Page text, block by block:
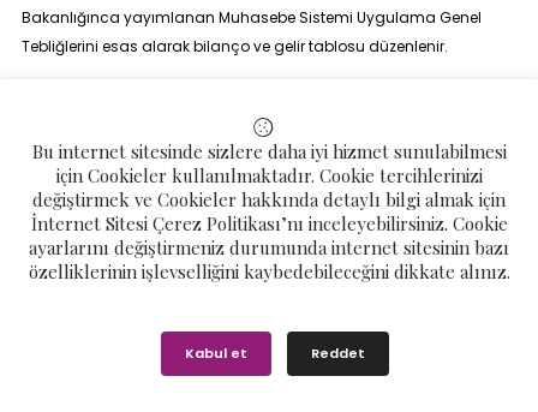
Bakanlığınca yayımlanan Muhasebe Sistemi Uygulama Genel
Tebliğlerini esas alarak bilanço ve gelir tablosu düzenlenir.
Gelir ve gider belgeleri;
Dernek gelirleri, (Dernekler Yönetmeliği EK- 17’de örneği bulunan)
“Alındı Belgesi” ile tahsil edilir. Dernek gelirlerinin bankalar aracılığı
ile tahsili halinde banka tarafından düzenlenen dekont veya hesap
özeti gibi belgeler alındı belgesi yerine geçer.
Vergisi Kanununun 94’üncü maddesi kapsamında bulunan
ödemeleri için Vergi Usul Kanunu hükümlerine göre gider pusulası,
Bu internet sitesinde sizlere daha iyi hizmet sunulabilmesi
için Cookieler kullanılmaktadır. Cookie tercihlerinizi
değiştirmek ve Cookieler hakkında detaylı bilgi almak için
İnternet Sitesi Çerez Politikası’nı inceleyebilirsiniz. Cookie
ayarlarını değiştirmeniz durumunda internet sitesinin bazı
özelliklerinin işlevselliğini kaybedebileceğini dikkate alınız.
Kabul et Reddet